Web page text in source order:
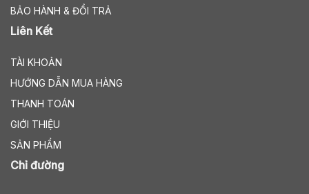
BẢO HÀNH & ĐỔI TRẢ
Liên Kết
TÀI KHOẢN
HƯỚNG DẪN MUA HÀNG
THANH TOÁN
GIỚI THIỆU
SẢN PHẨM
Chỉ đường